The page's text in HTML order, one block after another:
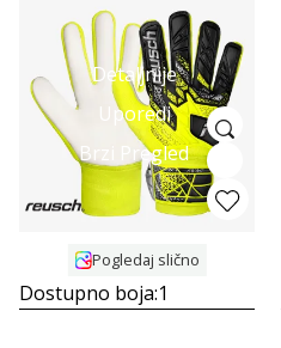
Detaljnije
Uporedi
Brzi Pregled
Pogledaj slično
Dostupno boja:1